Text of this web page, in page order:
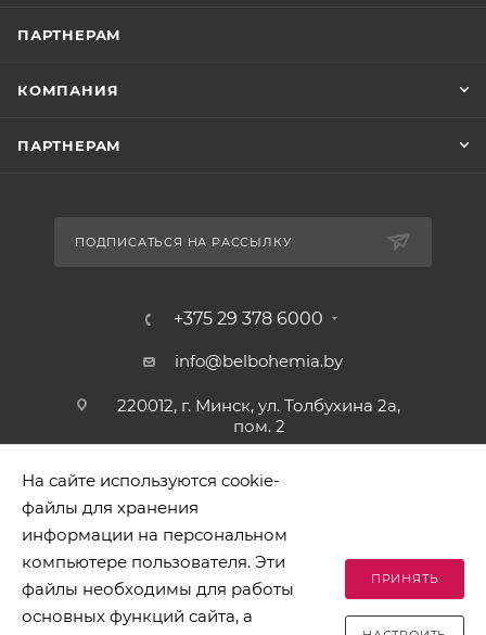
ПАРТНЕРАМ
КОМПАНИЯ
ПАРТНЕРАМ
ПОДПИСАТЬСЯ НА РАССЫЛКУ
+375 29 378 6000
info@belbohemia.by
220012, г. Минск, ул. Толбухина 2а,
пом. 2
2026 © БЕЛБОГЕМИЯ (c). Оптовая торговля посудой и
хозяйственными товарами. Адрес: 220012, г. Минск, ул.
На сайте используются cookie-
файлы для хранения
информации на персональном
компьютере пользователя. Эти
файлы необходимы для работы
основных функций сайта, а
ПРИНЯТЬ